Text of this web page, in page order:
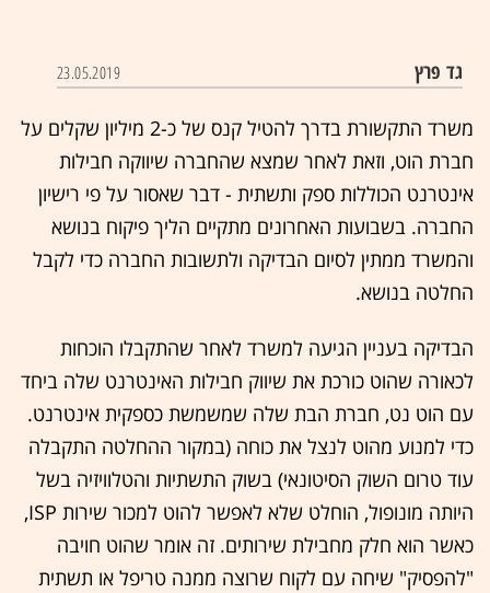
גד פרץ 23.05.2019
משרד התקשורת בדרך להטיל קנס של כ-2 מיליון שקלים על
חברת הוט, וזאת לאחר שמצא שהחברה שיווקה חבילות
אינטרנט הכוללות ספק ותשתית - דבר שאסור על פי רישיון
החברה. בשבועות האחרונים מתקיים הליך פיקוח בנושא
והמשרד ממתין לסיום הבדיקה ולתשובות החברה כדי לקבל
החלטה בנושא.
הבדיקה בעניין הגיעה למשרד לאחר שהתקבלו הוכחות
לכאורה שהוט כורכת את שיווק חבילות האינטרנט שלה ביחד
עם הוט נט, חברת הבת שלה שמשמשת כספקית אינטרנט.
כדי למנוע מהוט לנצל את כוחה (במקור ההחלטה התקבלה
עוד טרום השוק הסיטונאי) בשוק התשתיות והטלוויזיה בשל
היותה מונופול, הוחלט שלא לאפשר להוט למכור שירות ISP,
כאשר הוא חלק מחבילת שירותים. זה אומר שהוט חויבה
"להפסיק" שיחה עם לקוח שרוצה ממנה טריפל או תשתית